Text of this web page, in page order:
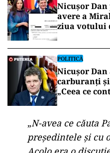
Nicușor
avere a
ziua votului
POLITICĂ
Nicușor
carburanți și
„Ceea ce
„N-avea ce căuta
președintele și cu